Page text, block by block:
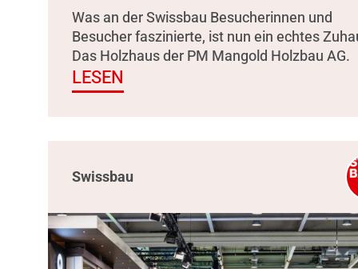
Was an der Swissbau Besucherinnen und
Besucher faszinierte, ist nun ein echtes
Das Holzhaus der PM Mangold Holzbau AG.
LESEN
Swissbau